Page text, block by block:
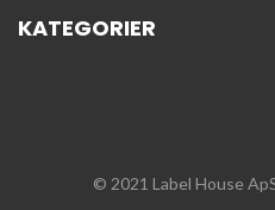
KATEGORIER
© 2021 Label House